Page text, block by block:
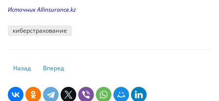
Источник Allinsurance.kz
киберстрахование
Предыдущий: ЕС готов запретить страхование танкеров,
Назад Следующий: На Kaspi.kz теперь можно изменить
Вперед